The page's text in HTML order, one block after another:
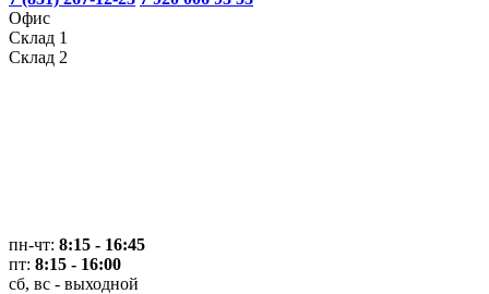
Офис
Склад 1
Склад 2
пн-чт: 8:15 - 16:45
пт: 8:15 - 16:00
сб, вс - выходной